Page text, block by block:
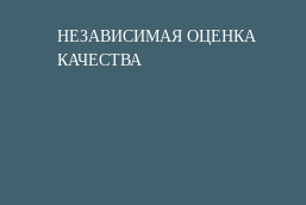
НЕЗАВИСИМАЯ ОЦЕНКА
КАЧЕСТВА